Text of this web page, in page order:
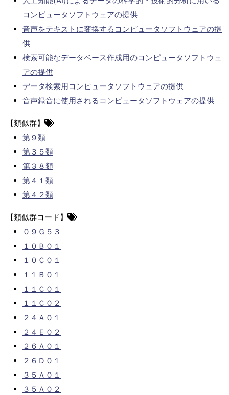
コンピュータソフトウェアの提供
音声をテキストに変換するコンピュータソフトウェアの提
供
検索可能なデータベース作成用のコンピュータソフトウェ
アの提供
データ検索用コンピュータソフトウェアの提供
音声録音に使用されるコンピュータソフトウェアの提供
【類似群】
第９類
第３５類
第３８類
第４１類
第４２類
【類似群コード】
０９Ｇ５３
１０Ｂ０１
１０Ｃ０１
１１Ｂ０１
１１Ｃ０１
１１Ｃ０２
２４Ａ０１
２４Ｅ０２
２６Ａ０１
２６Ｄ０１
３５Ａ０１
３５Ａ０２